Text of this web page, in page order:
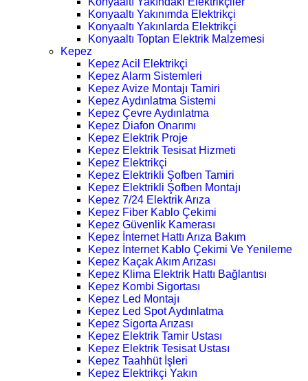
Konyaaltı Yakınımda Elektrikçi
Konyaaltı Yakınlarda Elektrikçi
Konyaaltı Toptan Elektrik Malzemesi
Kepez
Kepez Acil Elektrikçi
Kepez Alarm Sistemleri
Kepez Avize Montajı Tamiri
Kepez Aydınlatma Sistemi
Kepez Çevre Aydınlatma
Kepez Diafon Onarımı
Kepez Elektrik Proje
Kepez Elektrik Tesisat Hizmeti
Kepez Elektrikçi
Kepez Elektrikli Şofben Tamiri
Kepez Elektrikli Şofben Montajı
Kepez 7/24 Elektrik Arıza
Kepez Fiber Kablo Çekimi
Kepez Güvenlik Kamerası
Kepez İnternet Hattı Arıza Bakım
Kepez İnternet Kablo Çekimi Ve Yenileme
Kepez Kaçak Akım Arızası
Kepez Klima Elektrik Hattı Bağlantısı
Kepez Kombi Sigortası
Kepez Led Montajı
Kepez Led Spot Aydınlatma
Kepez Sigorta Arızası
Kepez Elektrik Tamir Ustası
Kepez Elektrik Tesisat Ustası
Kepez Taahhüt İşleri
Kepez Elektrikçi Yakın